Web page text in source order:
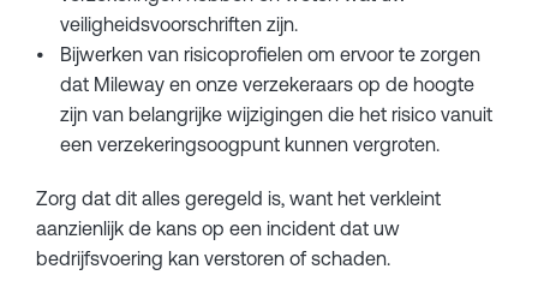
veiligheidsvoorschriften zijn.
Bijwerken van risicoprofielen om ervoor te zorgen
dat Mileway en onze verzekeraars op de hoogte
zijn van belangrijke wijzigingen die het risico vanuit
een verzekeringsoogpunt kunnen vergroten.
Zorg dat dit alles geregeld is, want het verkleint
aanzienlijk de kans op een incident dat uw
bedrijfsvoering kan verstoren of schaden.